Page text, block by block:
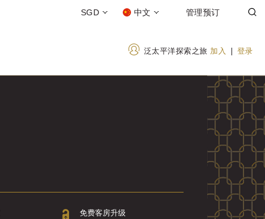
SGD 中文 管理预订
泛太平洋探索之旅 加入 | 登录
免费客房升级